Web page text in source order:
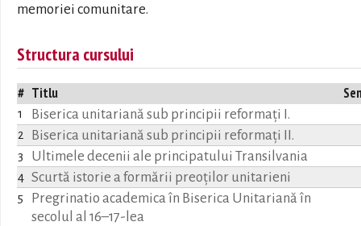
memoriei comunitare.
Structura cursului
# Titlu
1 Biserica unitariană sub principii reformați I.
2 Biserica unitariană sub principii reformați II.
3 Ultimele decenii ale principatului Transilvania
4 Scurtă istorie a formării preoților unitarieni
5
Pregrinatio academica în Biserica Unitariană în
secolul al 16–17-lea